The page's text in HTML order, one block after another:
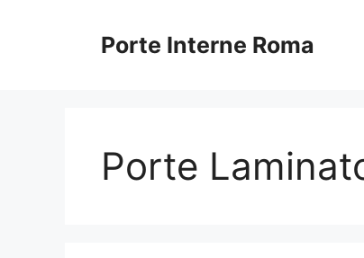
Porte Interne Roma
Porte